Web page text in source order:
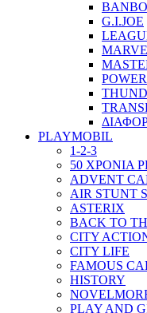
G.I.JOE
PLAYMOBIL
1-2-3
50 ΧΡΟΝΙΑ
ADVENT
AIR STUNT
ASTERIX
BACK TO
CITY
CITY LIFE
FAMOUS
HISTORY
PLAY AND